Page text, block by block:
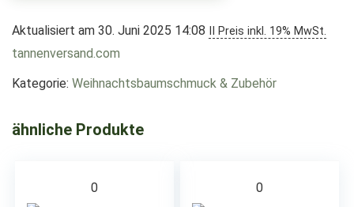
Aktualisiert am 30. Juni 2025 14:08 II Preis inkl. 19% MwSt.
tannenversand.com
Kategorie: Weihnachtsbaumschmuck & Zubehör
ähnliche Produkte
0 0